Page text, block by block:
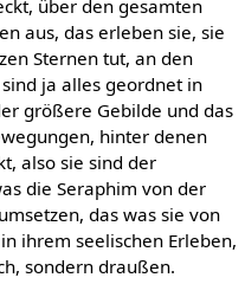
über den gesamten
aus, das erleben sie, sie
Sternen tut, an den
ja alles geordnet in
größere Gebilde und das
hinter denen
also sie sind der
die Seraphim von der
das was sie von
ihrem seelischen Erleben,
sondern draußen.